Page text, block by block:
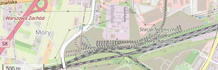
500 m